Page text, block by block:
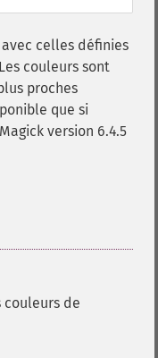
celles définies
couleurs sont
proches
que si
version 6.4.5
couleurs de